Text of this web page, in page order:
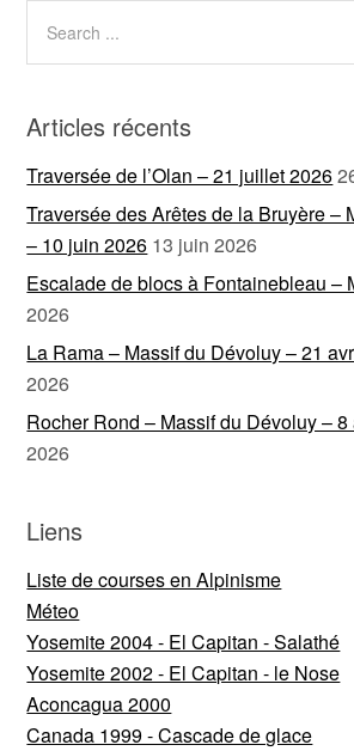
Articles récents
Traversée de l’Olan – 21 juillet 2026
Traversée des Arêtes de la Bruyère –
– 10 juin 2026 13 juin 2026
Escalade de blocs à Fontainebleau –
2026
La Rama – Massif du Dévoluy – 21
2026
Rocher Rond – Massif du Dévoluy –
2026
Liens
Liste de courses en Alpinisme
Méteo
Yosemite 2004 - El Capitan - Salathé
Yosemite 2002 - El Capitan - le Nose
Aconcagua 2000
Canada 1999 - Cascade de glace